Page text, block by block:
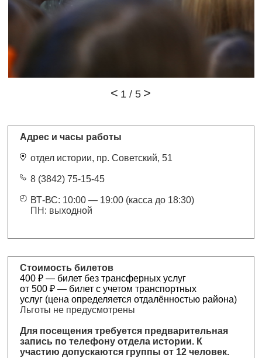
1 / 5
Адрес и часы работы
отдел истории, пр. Советский, 51
8 (3842) 75-15-45
ВТ-ВС: 10:00 — 19:00 (касса до 18:30)
ПН: выходной
Стоимость билетов
400 ₽ — билет без трансферных услуг
от 500 ₽ — билет с учетом транспортных
услуг (цена определяется отдалённостью района)
Льготы не предусмотрены
Для посещения требуется предварительная
запись по телефону отдела истории. К
участию допускаются группы от 12 человек.